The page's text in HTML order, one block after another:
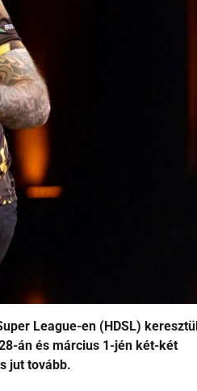
League-en (HDSL)
án és március 1-jén két-két
jut tovább.